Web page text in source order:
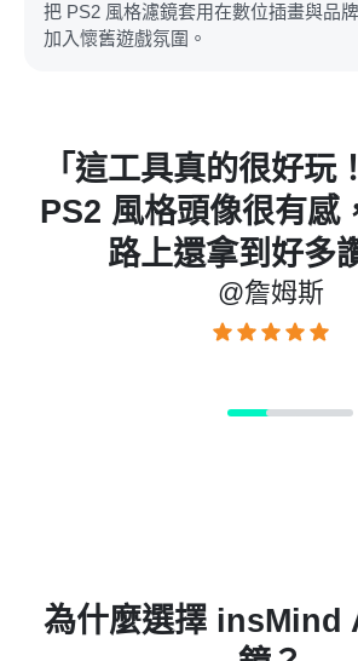
把 PS2 風格濾鏡套用在數位插畫與品
加入懷舊遊戲氛圍。
這工具真的很好玩！
風格頭像很有感，
路上還拿到好多讚
@詹姆斯
為什麼選擇 insMind